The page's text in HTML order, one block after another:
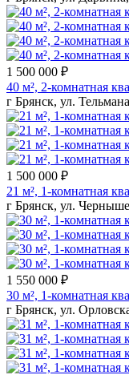
1 500 000 ₽
40 м², 2-комнатная
г Брянск, ул.
1 500 000 ₽
21 м², 1-комнатная
г Брянск, ул.
1 550 000 ₽
30 м², 1-комнатная
г Брянск, ул.